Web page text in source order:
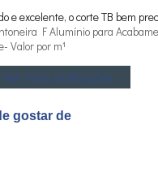
e excelente, o corte TB bem
F Alumínio para
Valor por m¹
Ver mais avaliações
gostar de